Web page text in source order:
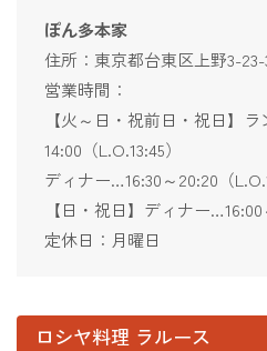
ぽん多本家
住所：東京都台東区上野3-23-
営業時間：
【火～日・祝前日・祝日】ラ
14:00（L.O.13:45）
ディナー…16:30～20:20（
【日・祝日】ディナー…16:00
定休日：月曜日
ロシヤ料理 ラルース